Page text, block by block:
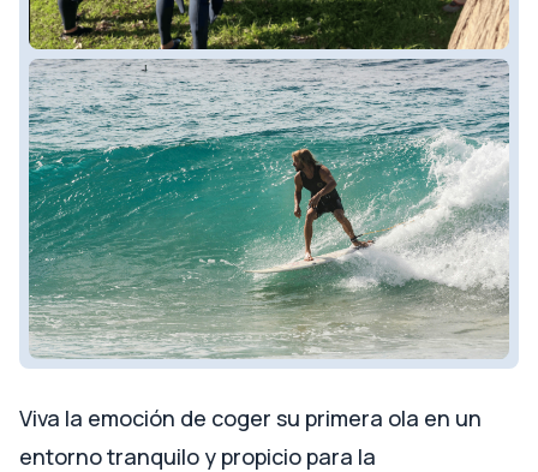
Viva la emoción de coger su primera ola en un
entorno tranquilo y propicio para la